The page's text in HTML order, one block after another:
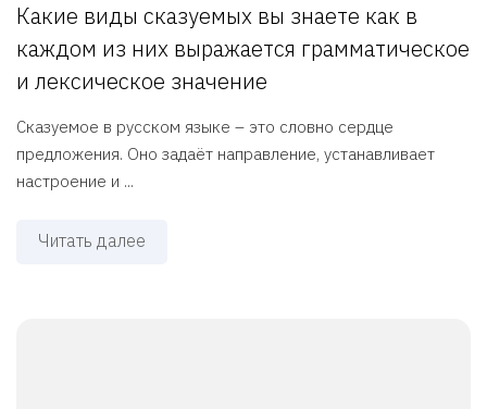
Какие виды сказуемых вы знаете как в
каждом из них выражается грамматическое
и лексическое значение
Сказуемое в русском языке – это словно сердце
предложения. Оно задаёт направление, устанавливает
настроение и ...
Читать далее